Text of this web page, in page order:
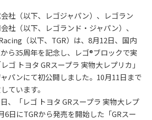
社（以下、レゴジャパン）、レゴラン
社（以下、レゴランド・ジャパン）、
（以下、TGR）は、8月12日、国内
ら35周年を記念し、レゴ®ブロックで実
ゴ トヨタ GRスープラ 実物大レプリカ」
パンにて初公開しました。10月11日まで
ています。
、「レゴ トヨタ GRスープラ 実物大レプ
6日にTGRから発売を開始した「GRスー